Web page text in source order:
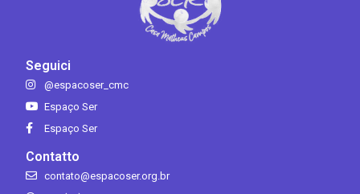
Seguici
@espacoser_cmc
Espaço Ser
Espaço Ser
Contatto
contato@espacoser.org.br